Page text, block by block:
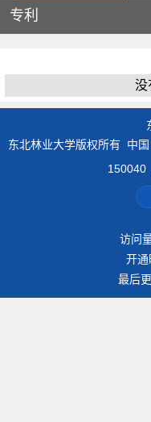
专利
没
东北林业大学版权所有 中
150040
访问量
开通
最后